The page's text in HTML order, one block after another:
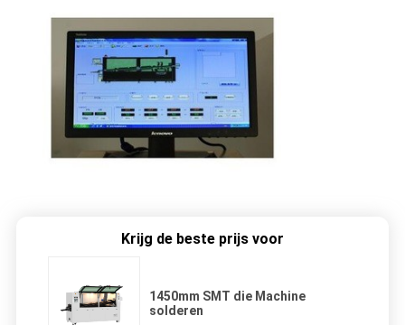
Krijg de beste prijs voor
1450mm SMT die Machine
solderen